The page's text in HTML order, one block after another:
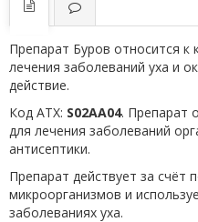
Препарат Буров относится к
лечения заболеваний уха и
действие.
Код АТХ: S02AA04. Препарат
для лечения заболеваний
антисептики.
Препарат действует за счёт
микроорганизмов и
заболеваниях уха.